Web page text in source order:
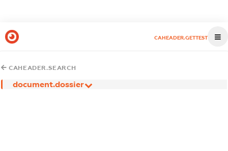
CAHEADER.GETTEST
CAHEADER.SEARCH
document.dossier